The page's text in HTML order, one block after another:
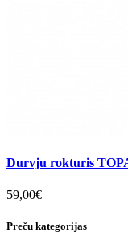
Durvju rokturis
59,00€
Preču kategorijas